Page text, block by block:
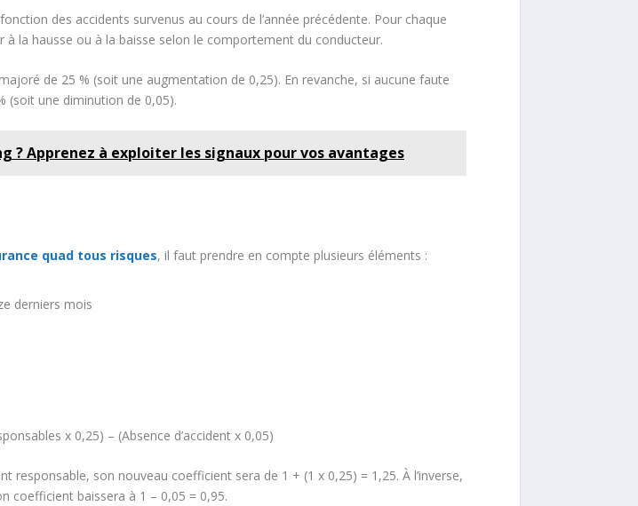
des accidents survenus au cours de l’année précédente. Pour chaque
la hausse ou à la baisse selon le comportement du conducteur.
de 25 % (soit une augmentation de 0,25). En revanche, si aucune faute
(soit une diminution de 0,05).
? Apprenez à exploiter les signaux pour vos avantages
quad tous risques, il faut prendre en compte plusieurs éléments :
derniers mois
x 0,25) – (Absence d’accident x 0,05)
son nouveau coefficient sera de 1 + (1 x 0,25) = 1,25. À l’inverse,
coefficient baissera à 1 – 0,05 = 0,95.